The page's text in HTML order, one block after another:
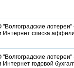
лотереи"
Интернет списка
лотереи"
Интернет годовой